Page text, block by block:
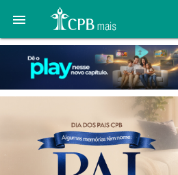
